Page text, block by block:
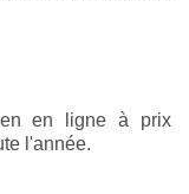
en ligne à prix
l'année.